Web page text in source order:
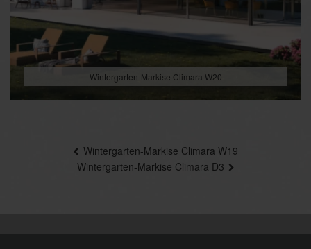
Wintergarten-Markise Climara W20
Wintergarten-Markise Climara W19
Wintergarten-Markise Climara D3